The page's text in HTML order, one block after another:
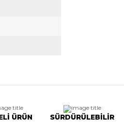
ÜRÜN SÜRDÜRÜLEBİLİR